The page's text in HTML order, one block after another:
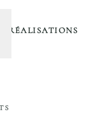
RÉALISATIONS